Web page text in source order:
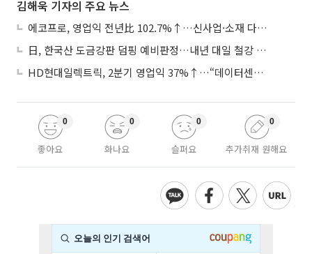
김해욱 기자의 주요 뉴스
에코프로, 영업익 전년比 102.7%↑…신사업·소재 다각화 박차
日, 한국산 도금강판 덤핑 예비판정…내년 대일 철강 수출 ‘빨간불’
HD현대일렉트릭, 2분기 영업익 37%↑…“데이터센터 사업, 새로운 성장 축”
좋아요
0
화나요
0
슬퍼요
0
추가취재 원해요
0